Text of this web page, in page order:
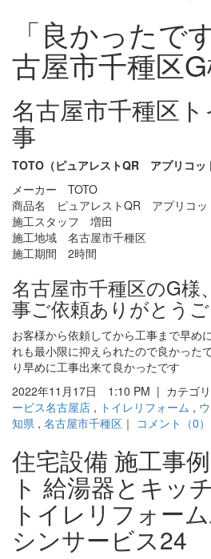
「良かったで
古屋市千種区G
名古屋市千種区
事
TOTO（ピュアレストQR アプリコッ
メーカー TOTO
商品名 ピュアレストQR アプリコッ
施工スタッフ 増田
施工地域 名古屋市千種区
施工期間 2時間
名古屋市千種区のG様
事ご依頼ありがとう
お客様から依頼してから工事まで早め
れも最小限に抑えられたので良かった
り早めに工事出来て良かったです
2022年11月17日 1:10 PM | カテゴリ
ービス名古屋店 , トイレリフォーム ,
知県 , 名古屋市千種区 ｜ コメント（0）
住宅設備 施工事
ト 給湯器とキッ
トイレリフォー
シンサービス24